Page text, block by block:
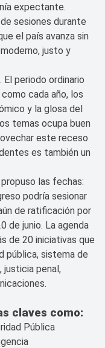
expectante.
sesiones durante
el país avanza sin
justo y
periodo ordinario
cada año, los
y la glosa del
temas ocupa buen
este receso
es también un
las fechas:
podría sesionar
de ratificación por
de junio. La agenda
de 20 iniciativas que
pública, sistema de
justicia penal,
claves como:
Pública